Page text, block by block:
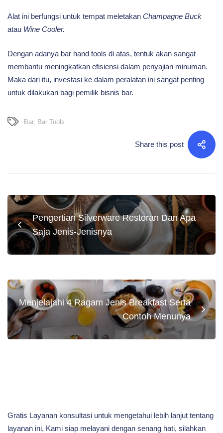
Alat ini berfungsi untuk tempat meletakan Champagne Buck
atau Wine Cooler.
Dengan adanya bar hand tools di atas, tentuk akan sangat
membantu meningkatkan efisiensi dalam penyajian minuman.
Maka dari itu, investasi ke dalam peralatan ini sangat penting
untuk dilakukan bagi pemilik bisnis bar.
Bar, Bar Tools
Share this post
Pengertian Silverware Restoran Dan Apa
Saja Jenis-Jenisnya
Menjelajahi 4 Ragam Jenis Breakfast Serta
Contoh Menunya
Gratis Layanan konsultasi untuk mengetahui lebih lanjut tentang
layanan ini, Kami siap melayani dengan senang hati, silahkan